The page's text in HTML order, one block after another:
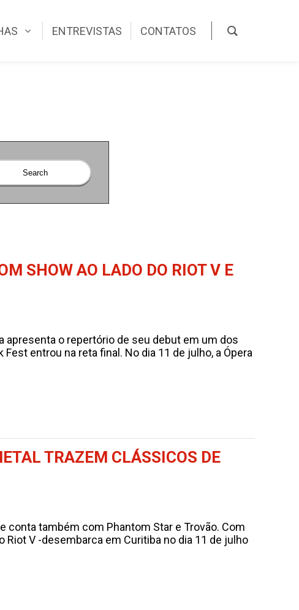
ENTREVISTAS CONTATOS
SHOW AO LADO DO RIOT V E
apresenta o repertório de seu debut em um dos
entrou na reta final. No dia 11 de julho, a Ópera
TRAZEM CLÁSSICOS DE
conta também com Phantom Star e Trovão. Com
V -desembarca em Curitiba no dia 11 de julho